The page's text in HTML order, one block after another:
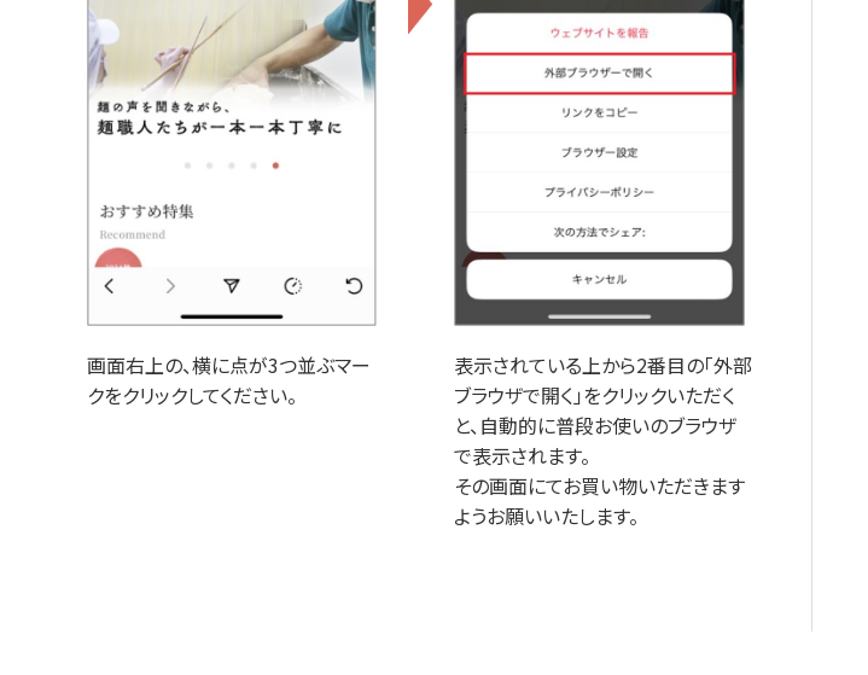
画面右上の、横に点が3つ並ぶマー
クをクリックしてください。
表示されている上から2番目の「外部
ブラウザで開く」をクリックいただく
と、自動的に普段お使いのブラウザ
で表示されます。
その画面にてお買い物いただきます
ようお願いいたします。